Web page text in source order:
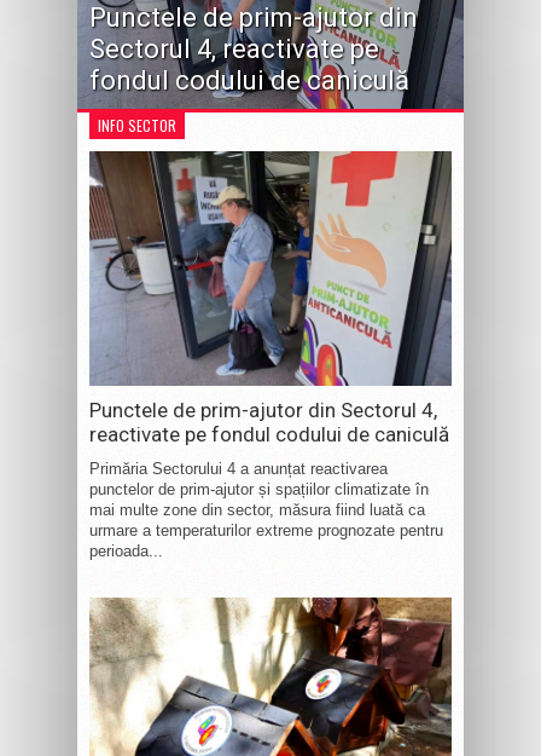
Punctele de prim-ajutor din
Sectorul 4, reactivate pe
fondul codului de caniculă
INFO SECTOR
Punctele de prim-ajutor din Sectorul 4,
reactivate pe fondul codului de caniculă
Primăria Sectorului 4 a anunțat reactivarea
punctelor de prim-ajutor și spațiilor climatizate în
mai multe zone din sector, măsura fiind luată ca
urmare a temperaturilor extreme prognozate pentru
perioada...